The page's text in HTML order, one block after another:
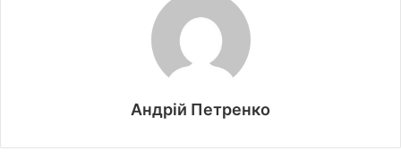
Андрій Петренко